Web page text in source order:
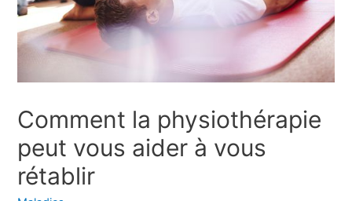
Comment la physiothérapie
peut vous aider à vous
rétablir